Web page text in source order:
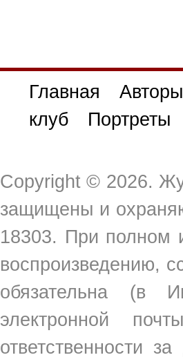
Главная Авторы
клуб
Портреты
Copyright © 2026.
защищены и
18303. При полном
воспроизведению,
обязательна (в
электронной
ответственности